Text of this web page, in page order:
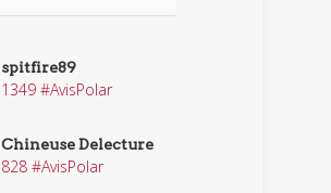
spitfire89
1349 #AvisPolar
Chineuse Delecture
828 #AvisPolar